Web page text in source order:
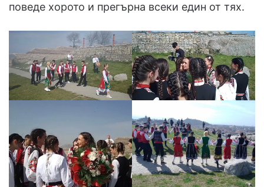
поведе хорото и прегърна всеки един от тях.